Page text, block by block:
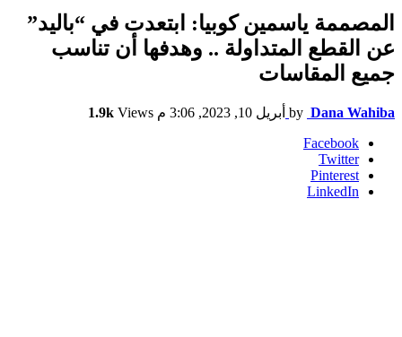
المصممة ياسمين كوبيا: ابتعدت في “باليد”
عن القطع المتداولة .. وهدفها أن تناسب
جميع المقاسات
by Dana Wahiba أبريل 10, 2023, 3:06 م 1.9k Views
Facebook
Twitter
Pinterest
LinkedIn